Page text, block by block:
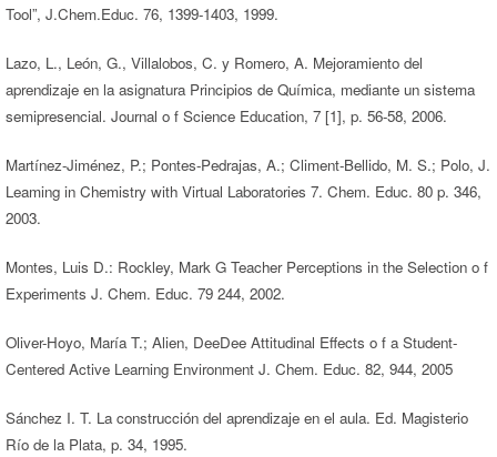
Tool”, J.Chem.Educ. 76, 1399-1403, 1999.
Lazo, L., León, G., Villalobos, C. y Romero, A. Mejoramiento del
aprendizaje en la asignatura Principios de Química, mediante un sistema
semipresencial. Journal o f Science Education, 7 [1], p. 56-58, 2006.
Martínez-Jiménez, P.; Pontes-Pedrajas, A.; Climent-Bellido, M. S.; Polo, J.
Leaming in Chemistry with Virtual Laboratories 7. Chem. Educ. 80 p. 346,
2003.
Montes, Luis D.: Rockley, Mark G Teacher Perceptions in the Selection o f
Experiments J. Chem. Educ. 79 244, 2002.
Oliver-Hoyo, María T.; Alien, DeeDee Attitudinal Effects o f a Student-
Centered Active Learning Environment J. Chem. Educ. 82, 944, 2005
Sánchez I. T. La construcción del aprendizaje en el aula. Ed. Magisterio
Río de la Plata, p. 34, 1995.